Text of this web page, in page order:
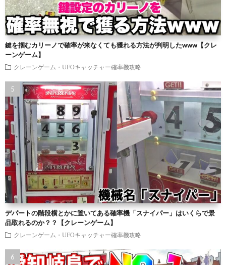
鍵を掴むカリーノで確率が来なくても獲れる方法が判明したwww【クレ
ーンゲーム】
クレーンゲーム・UFOキャッチャー確率機攻略
デパートの階段横とかに置いてある確率機「スナイパー」はいくらで景
品取れるのか？？【クレーンゲーム】
クレーンゲーム・UFOキャッチャー確率機攻略